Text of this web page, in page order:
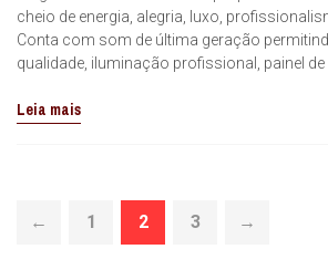
cheio de energia, alegria, luxo,
Conta com som de última geração
qualidade, iluminação profissional, painel de
Leia mais
← 1 2 3 →